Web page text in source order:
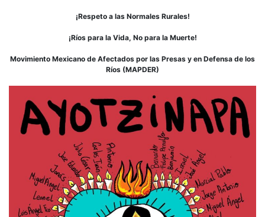
¡Respeto a las Normales Rurales!
¡Ríos para la Vida, No para la Muerte!
Movimiento Mexicano de Afectados por las Presas y en Defensa de los
Ríos (MAPDER)